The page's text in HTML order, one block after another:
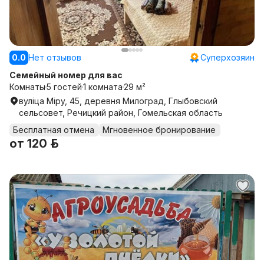
0.0 Нет отзывов
Суперхозяин
Семейный номер для вас
Комнаты5 гостей1 комната29 м²
вуліца Міру, 45, деревня Милоград, Глыбовский
сельсовет, Речицкий район, Гомельская область
Бесплатная отмена
Мгновенное бронирование
от 120 р.